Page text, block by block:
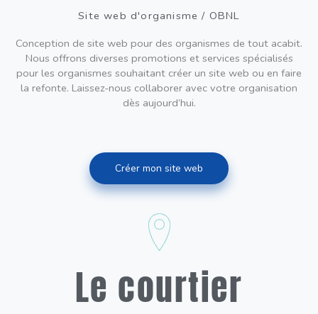
Site web d'organisme / OBNL
Conception de site web pour des organismes de tout acabit.
Nous offrons diverses promotions et services spécialisés
pour les organismes souhaitant créer un site web ou en faire
la refonte. Laissez-nous collaborer avec votre organisation
dès aujourd’hui.
Créer mon site web
Le courtier